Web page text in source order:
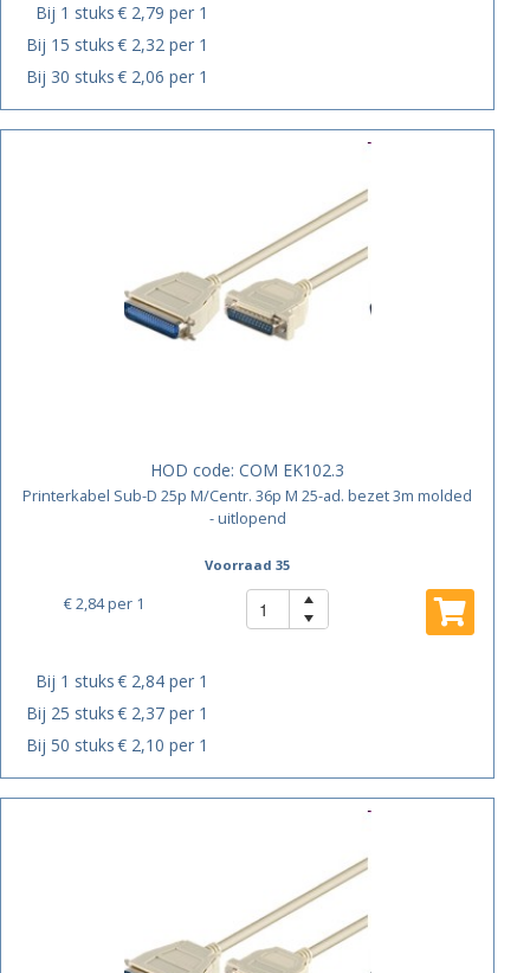
Bij 1 stuks€ 2,79 per 1
Bij 15 stuks€ 2,32 per 1
Bij 30 stuks€ 2,06 per 1
HOD code: COM EK102.3
Printerkabel Sub-D 25p M/Centr. 36p M 25-ad. bezet 3m molded
- uitlopend
Voorraad 35
€ 2,84per 1
Bij 1 stuks€ 2,84 per 1
Bij 25 stuks€ 2,37 per 1
Bij 50 stuks€ 2,10 per 1